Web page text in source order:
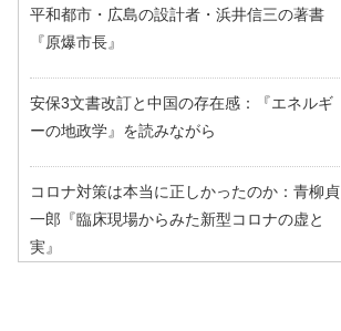
平和都市・広島の設計者・浜井信三の著書
『原爆市長』
安保3文書改訂と中国の存在感：『エネルギ
ーの地政学』を読みながら
コロナ対策は本当に正しかったのか：青柳貞
一郎『臨床現場からみた新型コロナの虚と
実』